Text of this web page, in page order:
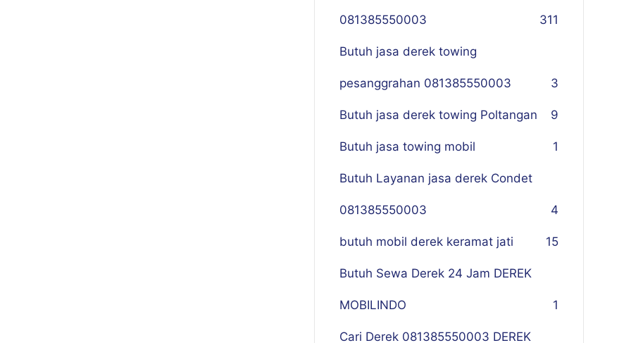
081385550003 311
Butuh jasa derek towing
pesanggrahan 081385550003 3
Butuh jasa derek towing Poltangan 9
Butuh jasa towing mobil 1
Butuh Layanan jasa derek Condet
081385550003 4
butuh mobil derek keramat jati 15
Butuh Sewa Derek 24 Jam DEREK
MOBILINDO 1
Cari Derek 081385550003 DEREK